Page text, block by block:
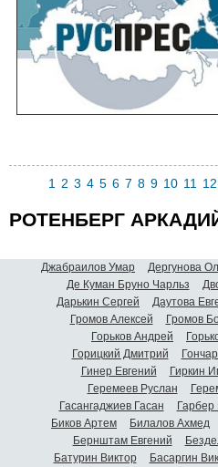
1 2 3 4 5 6 7 8 9 10 11 12
РОТЕНБЕРГ
Джабраилов Умар Дергунова
Де Куман Бруно Чарльз
Дарькин Сергей
Даутова
Громов Алексей
Громов
Горьков Андрей
Горицкий Дмитрий
Гинер Евгений
Гиркин
Геремеев Руслан
Гасангаджиев Гасан
Гарбер
Биков Артем
Билалов Ахмед
Бернштам Евгений
Батурин Виктор
Басаргин